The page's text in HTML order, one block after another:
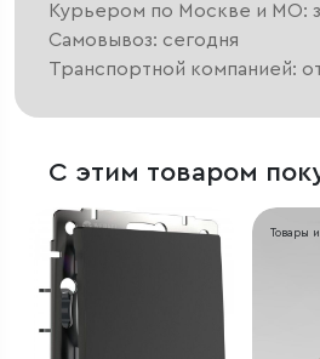
Курьером по Москве и МО:
Самовывоз: сегодня
Транспортной компанией:
С этим товаром
Товары